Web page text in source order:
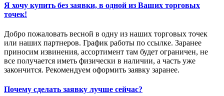
Я хочу купить без заявки, в одной из Ваших торговых
точек!
Добро пожаловать весной в одну из наших торговых точек
или наших партнеров. График работы по ссылке. Заранее
приносим извинения, ассортимент там будет ограничен, не
все получается иметь физически в наличии, а часть уже
закончится. Рекомендуем оформить заявку заранее.
Почему сделать заявку лучше сейчас?